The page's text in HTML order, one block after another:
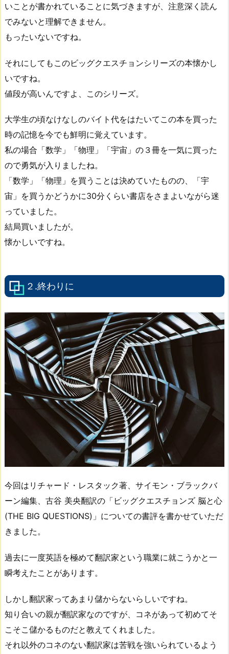
いことが書かれていることに気づきますが、注意深く読ん
でみないと理解できません。
もったいないですね。
それにしてもこのビッグクエスチョンシリーズの本懐かし
いですね。
値段が高いんですよ、このシリーズ。
大学生の頃なけなしのバイト代をはたいてこの本を買った
時の記憶を今でも鮮明に覚えています。
私の場合「数学」「物理」「宇宙」の３冊を一気に買った
ので勇気が入りましたね。
「数学」「物理」を買うことは決めていたものの、「宇
宙」を買うかどうかに30分くらい書店をさまよいながら迷
っていました。
結局買いましたが。
懐かしいですね。
２.終わりに
今回はリチャード・レスタック著、サイモン・ブラックバ
ーン編集、古谷 美央翻訳の「ビッグクエスチョンズ 脳と心
(THE BIG QUESTIONS)」についての書評を書かせていただ
きました。
過去に一度英語を極めて翻訳家という職業に就こうかと一
瞬考えたことがあります。
しかし翻訳家ってあまり儲からないらしいですね。
知り合いの親が翻訳家なのですが、コネがあって初めてそ
こそこ儲かるものだと教えてくれました。
それ以外のコネのない翻訳家は苦戦を強いられているよう